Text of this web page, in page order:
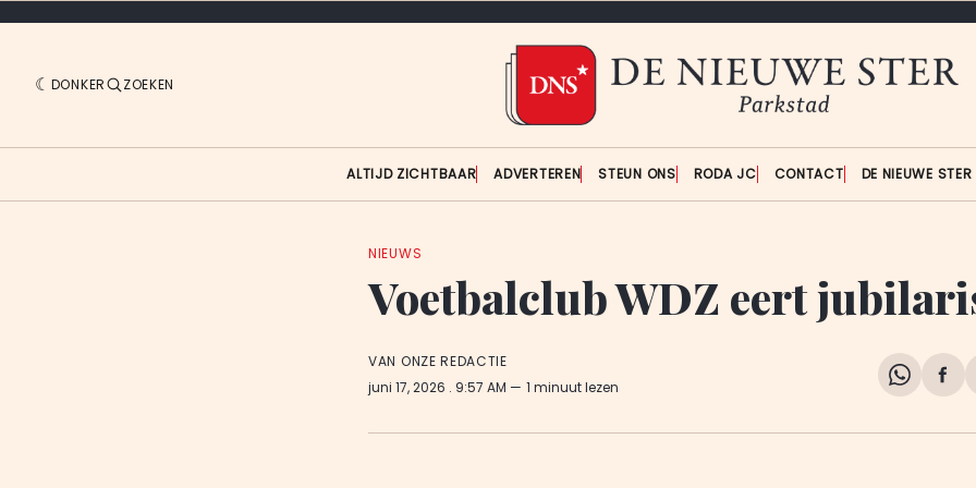
DONKER ZOEKEN
ALTIJD ZICHTBAAR ADVERTEREN STEUN ONS RODA JC CONTACT DE NIEUWE
NIEUWS
Voetbalclub WDZ eert
VAN ONZE REDACTIE
juni 17, 2026 . 9:57 AM 1 minuut lezen
Share